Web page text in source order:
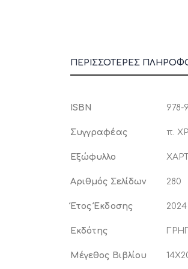
ΠΕΡΙΣΣΌΤΕΡΕΣ
Περισσότερες
ISBN 978-
Συγγραφέας π.
Εξώφυλλο
Αριθμός Σελίδων 280
Έτος Έκδοσης 2024
Εκδότης
Μέγεθος Βιβλίου